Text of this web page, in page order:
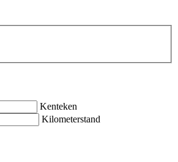
Kenteken
Kilometerstand